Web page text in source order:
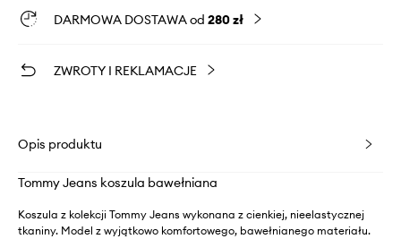
DARMOWA DOSTAWA od 280 zł
ZWROTY I REKLAMACJE
Opis produktu
Tommy Jeans koszula bawełniana
Koszula z kolekcji Tommy Jeans wykonana z cienkiej, nieelastycznej
tkaniny. Model z wyjątkowo komfortowego, bawełnianego materiału.